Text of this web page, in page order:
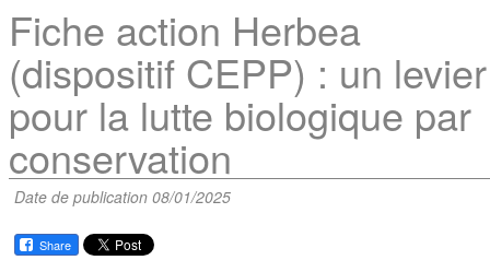
Fiche action Herbea
(dispositif CEPP) : un levier
pour la lutte biologique par
conservation
Date de publication 08/01/2025
Share